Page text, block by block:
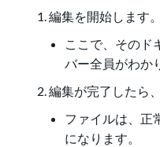
編集を開始します。
ここで、そのド
バー全員がわか
編集が完了したら
ファイルは、正
になります。